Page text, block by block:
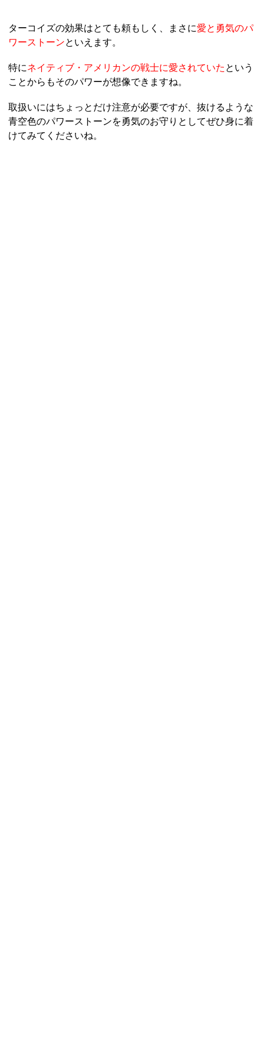
ターコイズの効果はとても頼もしく、まさに愛と勇気のパ
ワーストーンといえます。
特にネイティブ・アメリカンの戦士に愛されていた という
ことからもそのパワーが想像できますね。
取扱いにはちょっとだけ注意が必要ですが、抜けるような
青空色のパワーストーンを勇気のお守りとしてぜひ身に着
けてみてくださいね。